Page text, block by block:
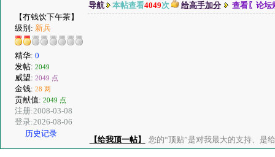
【冇钱饮下午茶】
级别: 新兵
精华: 0
发帖: 2049
威望: 2049 点
金钱: 28 两
贡献值: 2049 点
注册:2008-03-08
登录:2026-08-06
历史记录
导航 本帖查看4049次 给高手加分 查看〖论坛
【给我顶一帖】 您的“顶贴”是对我最大的支持、是